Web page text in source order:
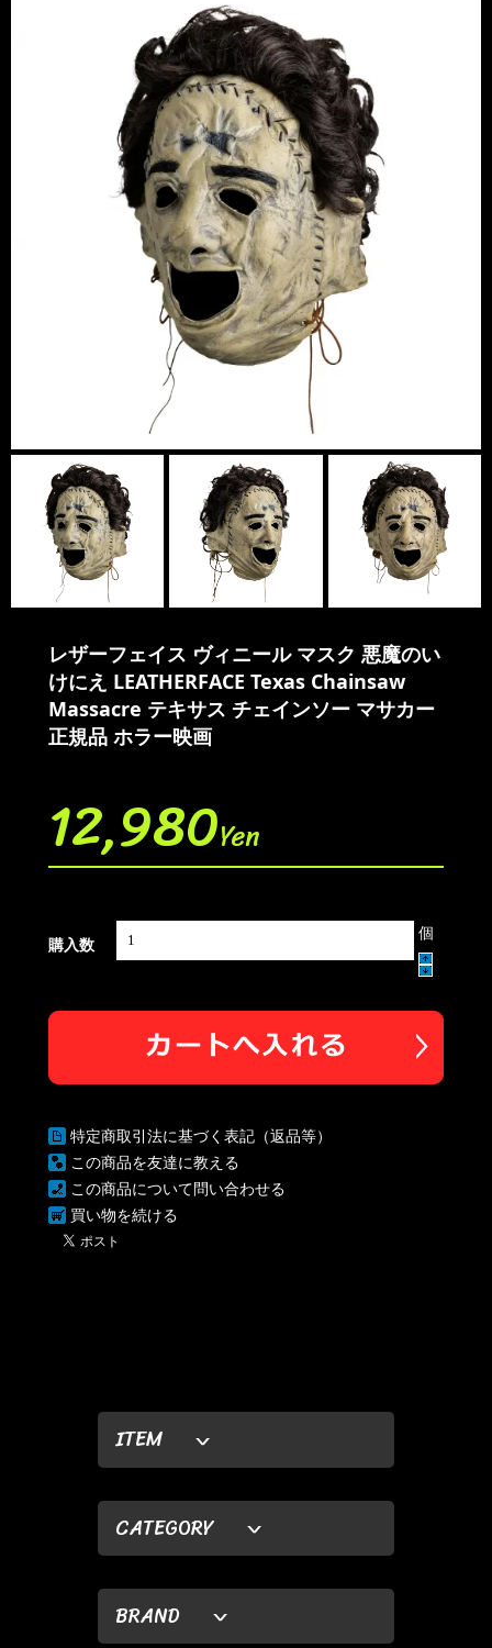
ITEM
CATEGORY
BRAND
レザーフェイス ヴィニール マスク 悪魔のい
けにえ LEATHERFACE Texas Chainsaw
Massacre テキサス チェインソー マサカー
正規品 ホラー映画
12,980Yen
購入数
個
特定商取引法に基づく表記（返品等）
この商品を友達に教える
この商品について問い合わせる
買い物を続ける